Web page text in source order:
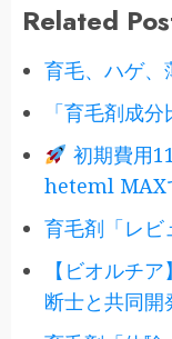
Related
育毛、ハゲ、
「育毛剤成
初期費用
heteml MAX
育毛剤「レビ
【ビオルチ
断士と共同開